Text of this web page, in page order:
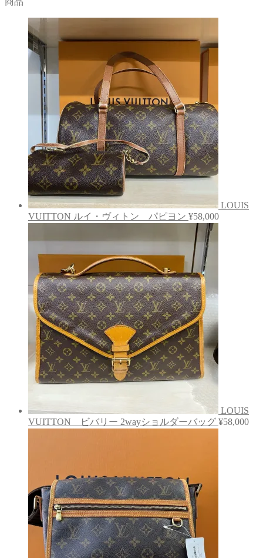
LOUIS
VUITTON ルイ・ヴィトン パピヨン ¥58,000
LOUIS
VUITTON ビバリー 2wayショルダーバッグ ¥58,000